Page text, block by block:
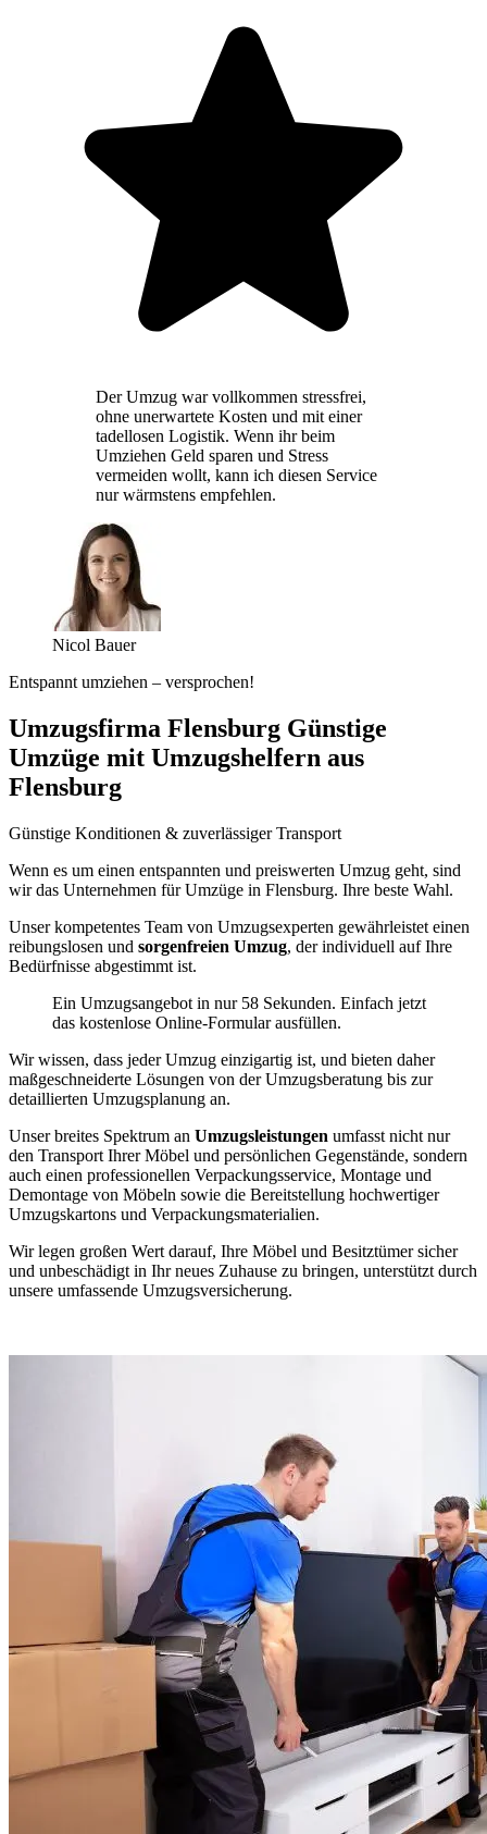
Der Umzug war vollkommen stressfrei,
ohne unerwartete Kosten und mit einer
tadellosen Logistik. Wenn ihr beim
Umziehen Geld sparen und Stress
vermeiden wollt, kann ich diesen Service
nur wärmstens empfehlen.
Nicol Bauer
Entspannt umziehen – versprochen!
Umzugsfirma Flensburg Günstige
Umzüge mit Umzugshelfern aus
Flensburg
Günstige Konditionen & zuverlässiger Transport
Wenn es um einen entspannten und preiswerten Umzug geht, sind
wir das Unternehmen für Umzüge in Flensburg. Ihre beste Wahl.
Unser kompetentes Team von Umzugsexperten gewährleistet einen
reibungslosen und sorgenfreien Umzug, der individuell auf Ihre
Bedürfnisse abgestimmt ist.
Ein Umzugsangebot in nur 58 Sekunden. Einfach jetzt
das kostenlose Online-Formular ausfüllen.
Wir wissen, dass jeder Umzug einzigartig ist, und bieten daher
maßgeschneiderte Lösungen von der Umzugsberatung bis zur
detaillierten Umzugsplanung an.
Unser breites Spektrum an Umzugsleistungen umfasst nicht nur
den Transport Ihrer Möbel und persönlichen Gegenstände, sondern
auch einen professionellen Verpackungsservice, Montage und
Demontage von Möbeln sowie die Bereitstellung hochwertiger
Umzugskartons und Verpackungsmaterialien.
Wir legen großen Wert darauf, Ihre Möbel und Besitztümer sicher
und unbeschädigt in Ihr neues Zuhause zu bringen, unterstützt durch
unsere umfassende Umzugsversicherung.